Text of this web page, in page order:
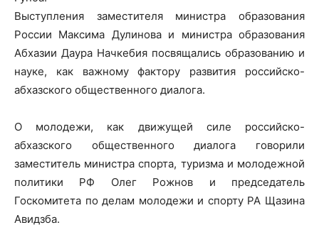
Выступления заместителя министра образования
России Максима Дулинова и министра образования
Абхазии Даура Начкебия посвящались образованию и
науке, как важному фактору развития российско-
абхазского общественного диалога.
О молодежи, как движущей силе российско-
абхазского общественного диалога говорили
заместитель министра спорта, туризма и молодежной
политики РФ Олег Рожнов и председатель
Госкомитета по делам молодежи и спорту РА Щазина
Авидзба.